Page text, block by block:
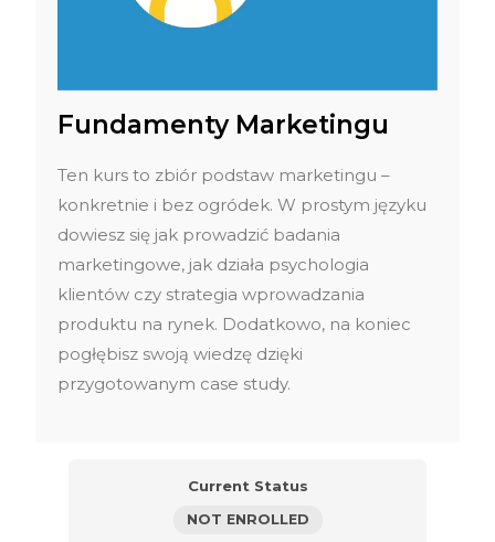
Fundamenty Marketingu
Ten kurs to zbiór podstaw marketingu –
konkretnie i bez ogródek. W prostym języku
dowiesz się jak prowadzić badania
marketingowe, jak działa psychologia
klientów czy strategia wprowadzania
produktu na rynek. Dodatkowo, na koniec
pogłębisz swoją wiedzę dzięki
przygotowanym case study.
Current Status
NOT ENROLLED